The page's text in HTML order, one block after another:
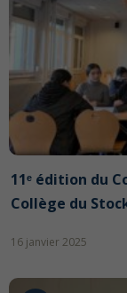
11ᵉ édition du
Collège du
16 janvier 2025